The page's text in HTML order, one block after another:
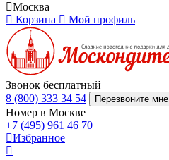
Москва
Корзина
Мой профиль
Звонок бесплатный
8 (800) 333 34 54
Перезвоните мне
Номер в Москве
+7 (495) 961 46 70
Избранное